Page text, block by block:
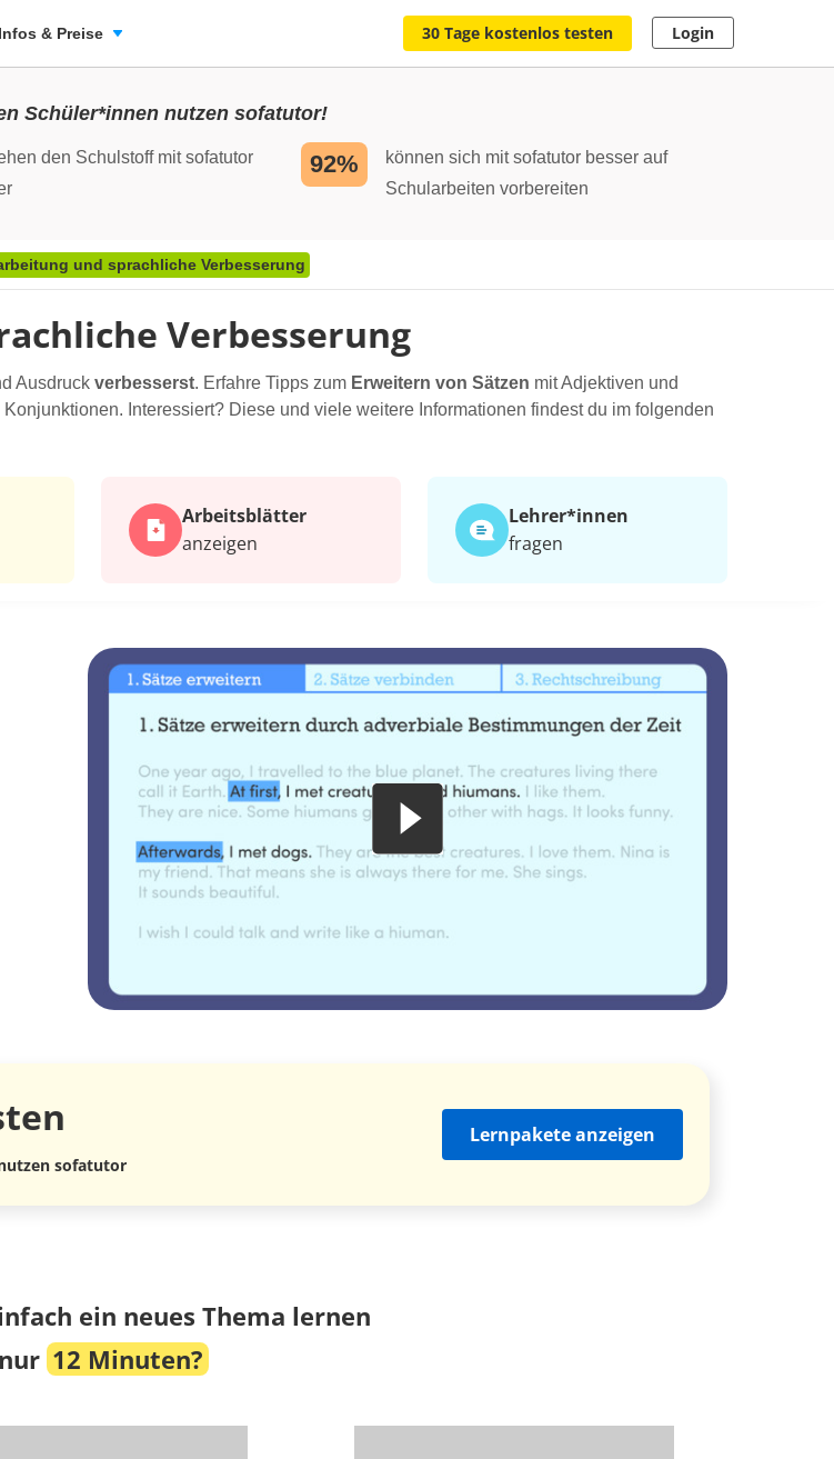
Infos & Preise 30 Tage kostenlos testen Login
Schüler*innen nutzen sofatutor!
den Schulstoff mit sofatutor
92%
können sich mit sofatutor besser auf
Schularbeiten vorbereiten
und sprachliche Verbesserung
Verbesserung
Ausdruck verbesserst. Erfahre Tipps zum Erweitern von Sätzen mit Adjektiven und
Konjunktionen. Interessiert? Diese und viele weitere Informationen findest du im folgenden
Arbeits­blätter
anzeigen
Lehrer*​innen
fragen
sofatutor
Lernpakete anzeigen
ein neues Thema lernen
12 Minuten?